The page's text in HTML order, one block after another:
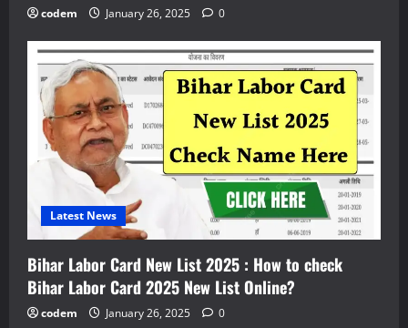
codem January 26, 2025 0
Latest News
Bihar Labor Card New List 2025 : How to check
Bihar Labor Card 2025 New List Online?
codem January 26, 2025 0